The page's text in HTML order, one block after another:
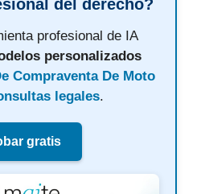
del derecho?
profesional de IA
personalizados
Compraventa De Moto
legales.
gratis